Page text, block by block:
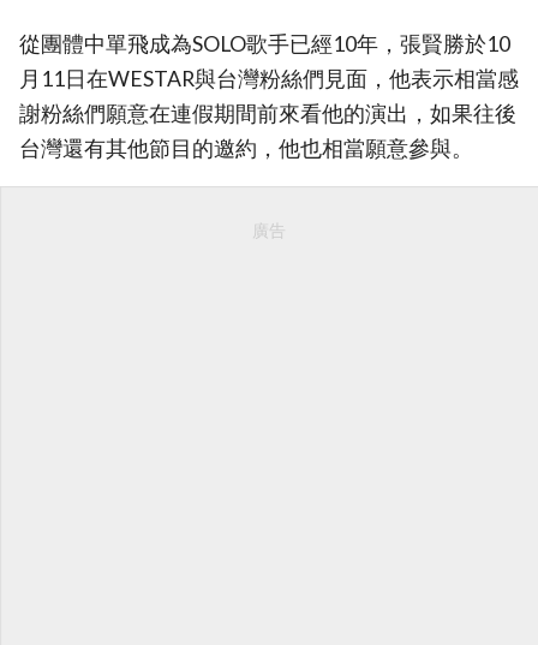
從團體中單飛成為SOLO歌手已經10年，張賢勝於10
月11日在WESTAR與台灣粉絲們見面，他表示相當感
謝粉絲們願意在連假期間前來看他的演出，如果往後
台灣還有其他節目的邀約，他也相當願意參與。
廣告